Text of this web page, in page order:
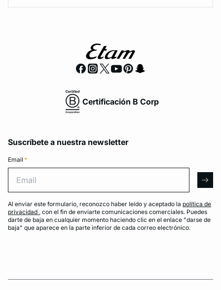
Certificación B Corp
Suscríbete a nuestra newsletter
Email *
Al enviar este formulario, reconozco haber leído y aceptado la política de
privacidad , con el fin de enviarte comunicaciones comerciales. Puedes
darte de baja en cualquier momento haciendo clic en el enlace "darse de
baja" que aparece en la parte inferior de cada correo electrónico.